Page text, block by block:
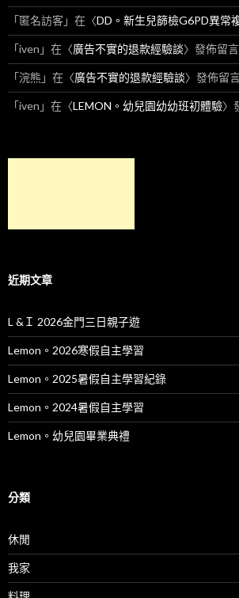
「匿名訪客」在〈DD。新生兒篩檢G6PD異常
「iven 」在〈廣告不實的退款經驗談〉發佈留言
「浣熊 」在〈廣告不實的退款經驗談〉發佈留
「iven 」在〈LEMON。幼兒園幼幼班初體驗〉
近期文章
L &Ｉ 2026金門三日親子遊
Lemon。2026寒假自主學習
Lemon。2025暑假自主學習紀錄
Lemon。2024暑假自主學習
Lemon。幼兒園畢業典禮
分類
休閒
我家